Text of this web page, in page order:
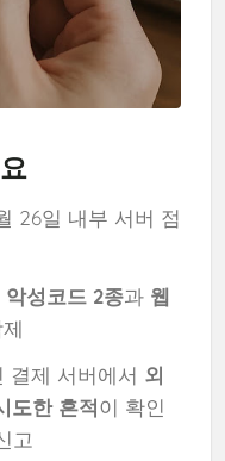
26일 내부 서버 점
악성코드 2종과 웹
결제 서버에서 외
도한 흔적이 확인
고